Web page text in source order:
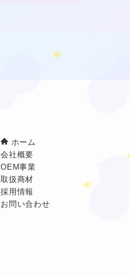
ホーム
会社概要
OEM事業
取扱商材
採用情報
お問い合わせ